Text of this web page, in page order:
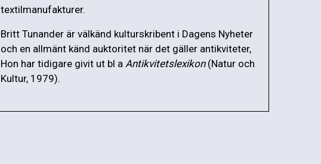
textilmanufakturer.
Britt Tunander är välkänd kulturskribent i Dagens Nyheter
och en allmänt känd auktoritet när det gäller antikviteter,
Hon har tidigare givit ut bl a Antikvitetslexikon(Natur och
Kultur, 1979).